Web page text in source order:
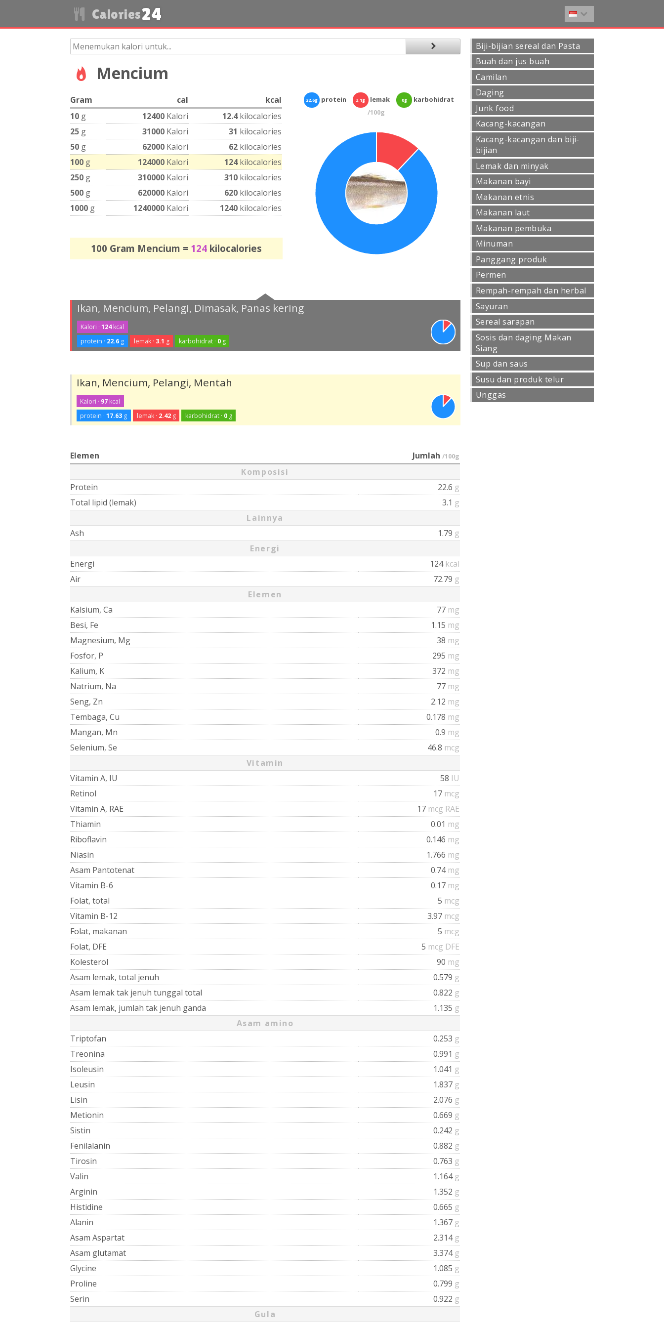
Calories24
Mencium
Gram cal
kcal
10 g 12400 Kalori 12.4kilocalories
25 g 31000 Kalori 31 kilocalories
50 g 62000 Kalori 62 kilocalories
100 g 124000 Kalori 124kilocalories
250 g 310000 Kalori 310 kilocalories
500 g 620000 Kalori 620 kilocalories
1000 g 1240000 Kalori 1240 kilocalories
100 Gram Mencium = 124kilocalories
22.6g protein 3.1g lemak 0g
karbohidrat
/100g
Ikan, Mencium, Pelangi, Dimasak, Panas kering
Kalori ·124kcal
protein · 22.6 g lemak · 3.1 g karbohidrat · 0g
Ikan, Mencium, Pelangi, Mentah
Kalori · 97 kcal
protein ·17.63 g lemak · 2.42g karbohidrat · 0g
Elemen Jumlah /100g
Komposisi
Protein
22.6 g
Total lipid (lemak)
3.1 g
Lainnya
Ash
1.79 g
Energi
Energi
124 kcal
Air
72.79 g
Elemen
Kalsium, Ca
77 mg
Besi, Fe
1.15 mg
Magnesium, Mg
38 mg
Fosfor, P
295 mg
Kalium, K
372 mg
Natrium, Na
77 mg
Seng, Zn
2.12 mg
Tembaga, Cu
0.178 mg
Mangan, Mn
0.9 mg
Selenium, Se
46.8 mcg
Vitamin
Vitamin A, IU
58 IU
Retinol
17 mcg
Vitamin A, RAE
17 mcg RAE
Thiamin
0.01 mg
Riboflavin
0.146 mg
Niasin
1.766 mg
Asam Pantotenat
0.74 mg
Vitamin B-6
0.17 mg
Folat, total
5 mcg
Vitamin B-12
3.97 mcg
Folat, makanan
5 mcg
Folat, DFE
5 mcg DFE
Kolesterol
90 mg
Asam lemak, total jenuh
0.579 g
Asam lemak tak jenuh tunggal total
0.822 g
Asam lemak, jumlah tak jenuh ganda
1.135 g
Asam amino
Triptofan
0.253 g
Treonina
0.991 g
Isoleusin
1.041 g
Leusin
1.837 g
Lisin
2.076 g
Metionin
0.669 g
Sistin
0.242 g
Fenilalanin
0.882 g
Tirosin
0.763 g
Valin
1.164 g
Arginin
1.352 g
Histidine
0.665 g
Alanin
1.367 g
Asam Aspartat
2.314 g
Asam glutamat
3.374 g
Glycine
1.085 g
Proline
0.799 g
Serin
0.922 g
Gula
Biji-bijian sereal dan Pasta
Buah dan jus buah
Camilan
Daging
Junk food
Kacang-kacangan
Kacang-kacangan dan biji-
bijian
Lemak dan minyak
Makanan bayi
Makanan etnis
Makanan laut
Makanan pembuka
Minuman
Panggang produk
Permen
Rempah-rempah dan herbal
Sayuran
Sereal sarapan
Sosis dan daging Makan
Siang
Sup dan saus
Susu dan produk telur
Unggas